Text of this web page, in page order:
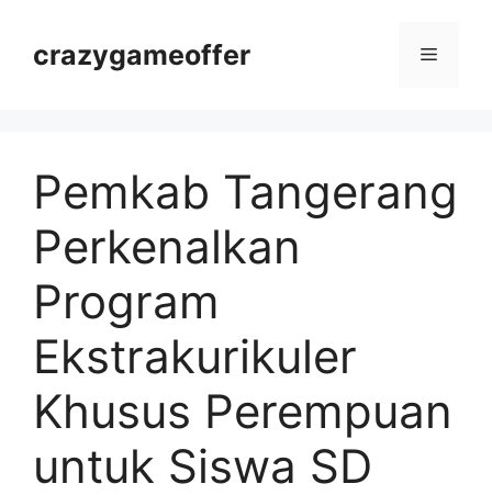
crazygameoffer Menu
Pemkab Tangerang
Perkenalkan
Program
Ekstrakurikuler
Khusus Perempuan
untuk Siswa SD